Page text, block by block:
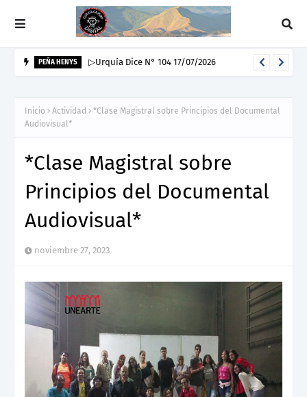
PEÑA HENYS ▷Urquía Dice N° 104 17/07/2026
Inicio Actividad
*Clase Magistral sobre Principios del Documental
Audiovisual*
*Clase Magistral sobre
Principios del Documental
Audiovisual*
noviembre 27, 2023